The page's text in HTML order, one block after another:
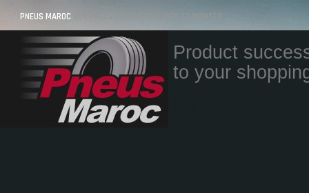
PNEUS MAROC VOS PNEUS AU MAROC LIVRÉS ET MONTÉS
Product
to your